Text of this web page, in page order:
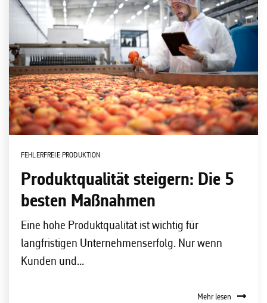
FEHLERFREIE PRODUKTION
Produktqualität steigern: Die 5
besten Maßnahmen
Eine hohe Produktqualität ist wichtig für
langfristigen Unternehmenserfolg. Nur wenn
Kunden und...
Mehr lesen